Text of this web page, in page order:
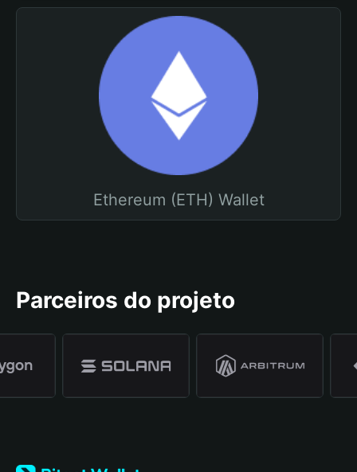
Ethereum (ETH) Wallet
Parceiros do projeto